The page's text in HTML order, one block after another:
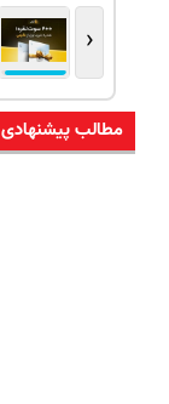
‹
مطالب پیشنهادی